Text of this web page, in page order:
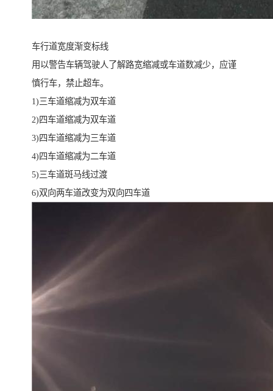
车行道宽度渐变标线
用以警告车辆驾驶人了解路宽缩减或车道数减少，应谨
慎行车，禁止超车。
1)三车道缩减为双车道
2)四车道缩减为双车道
3)四车道缩减为三车道
4)四车道缩减为二车道
5)三车道斑马线过渡
6)双向两车道改变为双向四车道